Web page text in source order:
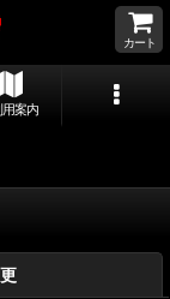
カート
用案内